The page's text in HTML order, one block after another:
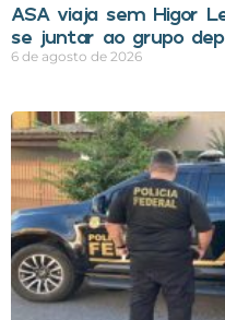
ASA viaja sem Higor
se juntar ao grupo
6 de agosto de 2026